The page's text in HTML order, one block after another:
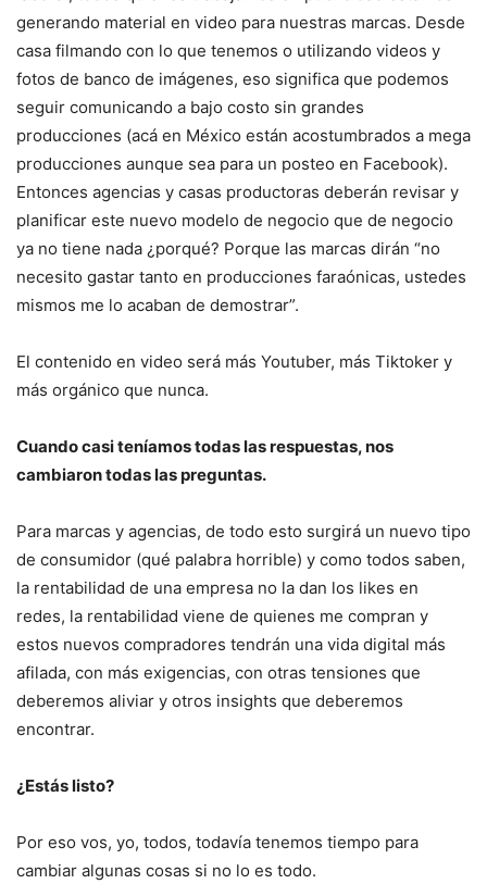
generando material en video para nuestras marcas. Desde
casa filmando con lo que tenemos o utilizando videos y
fotos de banco de imágenes, eso significa que podemos
seguir comunicando a bajo costo sin grandes
producciones (acá en México están acostumbrados a mega
producciones aunque sea para un posteo en Facebook).
Entonces agencias y casas productoras deberán revisar y
planificar este nuevo modelo de negocio que de negocio
ya no tiene nada ¿porqué? Porque las marcas dirán “no
necesito gastar tanto en producciones faraónicas, ustedes
mismos me lo acaban de demostrar”.
El contenido en video será más Youtuber, más Tiktoker y
más orgánico que nunca.
Cuando casi teníamos todas las respuestas, nos
cambiaron todas las preguntas.
Para marcas y agencias, de todo esto surgirá un nuevo tipo
de consumidor (qué palabra horrible) y como todos saben,
la rentabilidad de una empresa no la dan los likes en
redes, la rentabilidad viene de quienes me compran y
estos nuevos compradores tendrán una vida digital más
afilada, con más exigencias, con otras tensiones que
deberemos aliviar y otros insights que deberemos
encontrar.
¿Estás listo?
Por eso vos, yo, todos, todavía tenemos tiempo para
cambiar algunas cosas si no lo es todo.